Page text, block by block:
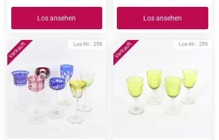
Los ansehen Los ansehen
Los-Nr.: 298 Los-Nr.: 299